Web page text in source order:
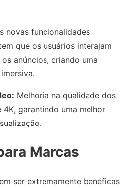
novas funcionalidades
que os usuários interajam
anúncios, criando uma
Melhoria na qualidade dos
4K, garantindo uma melhor
Marcas
ser extremamente benéficas